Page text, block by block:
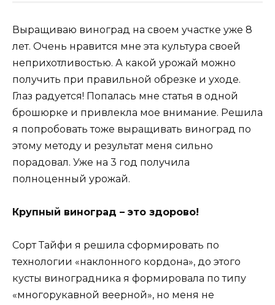
Выращиваю виноград на своем участке уже 8
лет. Очень нравится мне эта культура своей
неприхотливостью. А какой урожай можно
получить при правильной обрезке и уходе.
Глаз радуется! Попалась мне статья в одной
брошюрке и привлекла мое внимание. Решила
я попробовать тоже выращивать виноград по
этому методу и результат меня сильно
порадовал. Уже на 3 год получила
полноценный урожай.
Крупный виноград – это здорово!
Сорт Тайфи я решила сформировать по
технологии «наклонного кордона», до этого
кусты виноградника я формировала по типу
«многорукавной веерной», но меня не